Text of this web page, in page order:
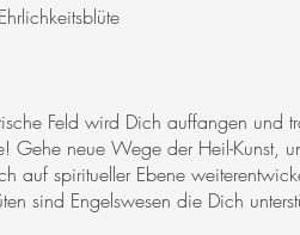
Feld wird Dich auffangen und
neue Wege der Heil-Kunst,
auf spiritueller Ebene
sind Engelswesen die Dich